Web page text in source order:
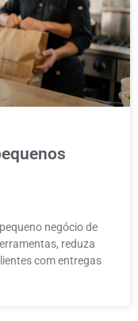
negócio de
reduza
com entregas